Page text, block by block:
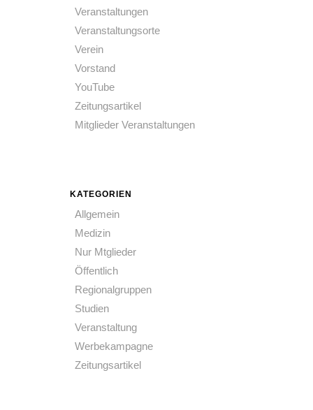
Veranstaltungen
Veranstaltungsorte
Verein
Vorstand
YouTube
Zeitungsartikel
Mitglieder Veranstaltungen
KATEGORIEN
Allgemein
Medizin
Nur Mtglieder
Öffentlich
Regionalgruppen
Studien
Veranstaltung
Werbekampagne
Zeitungsartikel